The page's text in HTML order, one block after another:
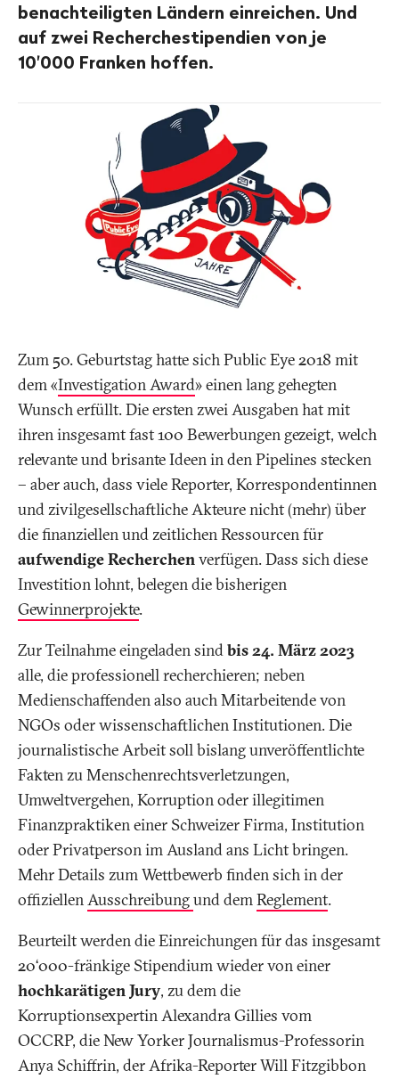
benachteiligten Ländern einreichen. Und
auf zwei Recherchestipendien von je
10'000 Franken hoffen.
Zum 50. Geburtstag hatte sich Public Eye 2018 mit
dem «Investigation Award» einen lang gehegten
Wunsch erfüllt. Die ersten zwei Ausgaben hat mit
ihren insgesamt fast 100 Bewerbungen gezeigt, welch
relevante und brisante Ideen in den Pipelines stecken
– aber auch, dass viele Reporter, Korrespondentinnen
und zivilgesellschaftliche Akteure nicht (mehr) über
die finanziellen und zeitlichen Ressourcen für
aufwendige Recherchenverfügen. Dass sich diese
Investition lohnt, belegen die bisherigen
Gewinnerprojekte.
Zur Teilnahme eingeladen sindbis 24. März 2023
alle, die professionell recherchieren; neben
Medienschaffenden also auch Mitarbeitende von
NGOs oder wissenschaftlichen Institutionen. Die
journalistische Arbeit soll bislang unveröffentlichte
Fakten zu Menschenrechtsverletzungen,
Umweltvergehen, Korruption oder illegitimen
Finanzpraktiken einer Schweizer Firma, Institution
oder Privatperson im Ausland ans Licht bringen.
Mehr Details zum Wettbewerb finden sich in der
offiziellenAusschreibungund demReglement.
Beurteilt werden die Einreichungen für das insgesamt
20‘000-fränkige Stipendium wieder von einer
hochkarätigen Jury, zu dem die
Korruptionsexpertin Alexandra Gillies vom
OCCRP, die New Yorker Journalismus-Professorin
Anya Schiffrin, der Afrika-Reporter Will Fitzgibbon